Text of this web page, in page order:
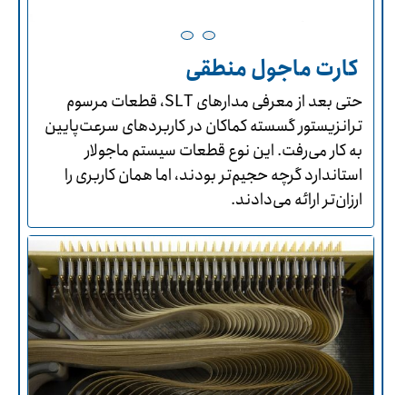
کارت ماجول منطقی
حتی بعد از معرفی مدارهای SLT، قطعات مرسوم
ترانزیستور گسسته کماکان در کاربردهای سرعت‌پایین
به کار می‌رفت. این نوع قطعات سیستم ماجولار
استاندارد گرچه حجیم‌تر بودند، اما همان کاربری را
ارزان‌تر ارائه می‌دادند.